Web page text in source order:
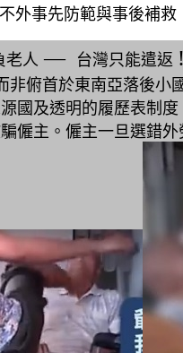
不外事先防範與事後補
老人 ― 台灣只能遣返 !
俯首於東南亞落後小
國及透明的履歷表制
騙僱主 。 僱主一旦選錯